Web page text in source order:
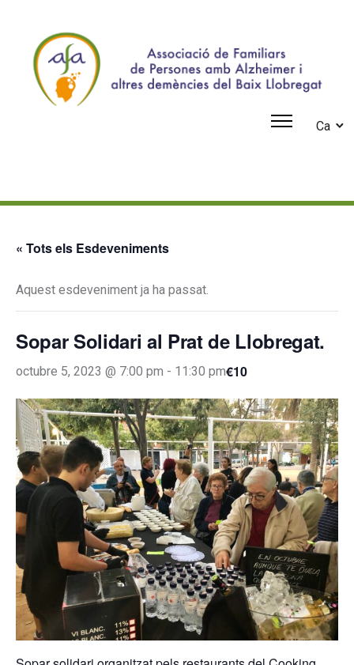
Ca
« Tots els Esdeveniments
Aquest esdeveniment ja ha passat.
Sopar Solidari al Prat de Llobregat.
octubre 5, 2023 @ 7:00 pm - 11:30 pm€10